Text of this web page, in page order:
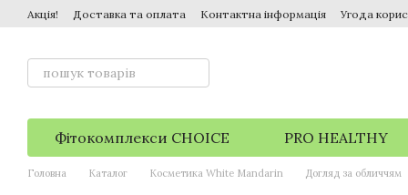
Перейти до основного контенту
Акція! Доставка та оплата Контактна інформація Угода
Фітокомплекси CHOICE PRO HEALTHY
Головна Каталог Косметика White Mandarin Догляд за обличчям